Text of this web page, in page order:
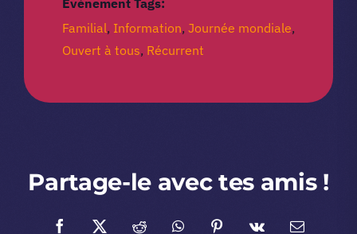
Évènement Tags:
Familial, Information, Journée mondiale,
Ouvert à tous, Récurrent
Partage-le avec tes amis !